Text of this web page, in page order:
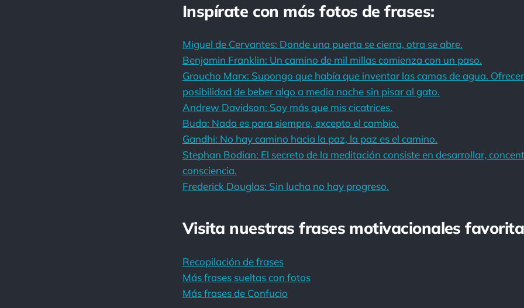
Inspírate con más fotos de frases:
Miguel de Cervantes: Donde una puerta se cierra, otra se abre.
Benjamin Franklin: Un camino de mil millas comienza con un paso.
Groucho Marx: Supongo que había que inventar las camas de agua.
posibilidad de beber algo a media noche sin pisar al gato.
Andrew Davidson: Soy más que mis cicatrices.
Buda: Nada es para siempre, excepto el cambio.
Gandhi: No hay camino hacia la paz, la paz es el camino.
Stephan Bodian: El secreto de la meditación consiste en desarrollar,
consciencia.
Frederick Douglas: Sin lucha no hay progreso.
Visita nuestras frases motivacionales
Recopilación de frases
Más frases sueltas con fotos
Más frases de Confucio